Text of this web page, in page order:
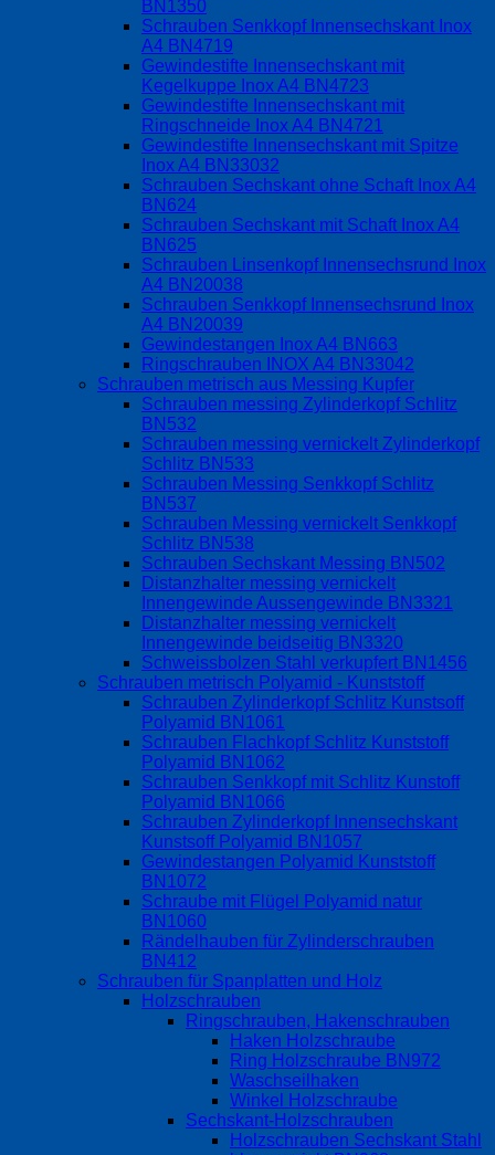
BN1350
Schrauben Senkkopf Innensechskant Inox
A4 BN4719
Gewindestifte Innensechskant mit
Kegelkuppe Inox A4 BN4723
Gewindestifte Innensechskant mit
Ringschneide Inox A4 BN4721
Gewindestifte Innensechskant mit Spitze
Inox A4 BN33032
Schrauben Sechskant ohne Schaft Inox A4
BN624
Schrauben Sechskant mit Schaft Inox A4
BN625
Schrauben Linsenkopf Innensechsrund Inox
A4 BN20038
Schrauben Senkkopf Innensechsrund Inox
A4 BN20039
Gewindestangen Inox A4 BN663
Ringschrauben INOX A4 BN33042
Schrauben metrisch aus Messing Kupfer
Schrauben messing Zylinderkopf Schlitz
BN532
Schrauben messing vernickelt Zylinderkopf
Schlitz BN533
Schrauben Messing Senkkopf Schlitz
BN537
Schrauben Messing vernickelt Senkkopf
Schlitz BN538
Schrauben Sechskant Messing BN502
Distanzhalter messing vernickelt
Innengewinde Aussengewinde BN3321
Distanzhalter messing vernickelt
Innengewinde beidseitig BN3320
Schweissbolzen Stahl verkupfert BN1456
Schrauben metrisch Polyamid - Kunststoff
Schrauben Zylinderkopf Schlitz Kunstsoff
Polyamid BN1061
Schrauben Flachkopf Schlitz Kunststoff
Polyamid BN1062
Schrauben Senkkopf mit Schlitz Kunstoff
Polyamid BN1066
Schrauben Zylinderkopf Innensechskant
Kunstsoff Polyamid BN1057
Gewindestangen Polyamid Kunststoff
BN1072
Schraube mit Flügel Polyamid natur
BN1060
Rändelhauben für Zylinderschrauben
BN412
Schrauben für Spanplatten und Holz
Holzschrauben
Ringschrauben, Hakenschrauben
Haken Holzschraube
Ring Holzschraube BN972
Waschseilhaken
Winkel Holzschraube
Sechskant-Holzschrauben
Holzschrauben Sechskant Stahl